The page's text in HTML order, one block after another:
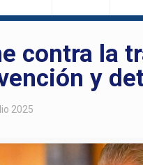
contra la
y
2025